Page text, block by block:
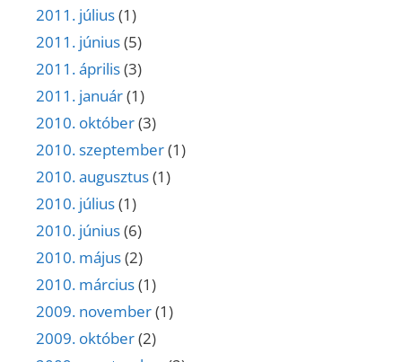
2011. július(1)
2011. június(5)
2011. április(3)
2011. január(1)
2010. október(3)
2010. szeptember(1)
2010. augusztus(1)
2010. július(1)
2010. június(6)
2010. május(2)
2010. március(1)
2009. november(1)
2009. október(2)